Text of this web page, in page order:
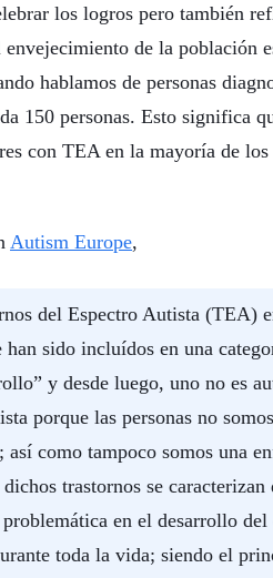
los logros pero también
envejecimiento de la población
hablamos de personas
150 personas. Esto significa
con TEA en la mayoría de
Autism Europe,
del Espectro Autista (TEA)
han sido incluídos en una
y desde luego, uno no es
porque las personas no
así como tampoco somos una
trastornos se
en el desarrollo
toda la vida; siendo el